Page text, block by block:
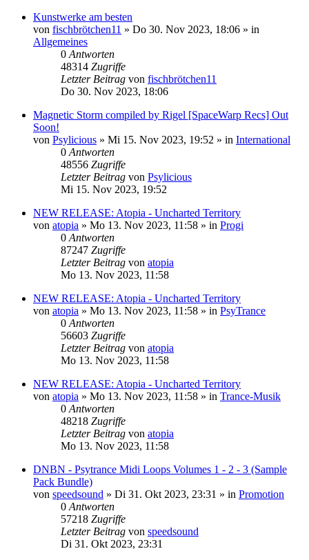
Kunstwerke am besten
von fischbrötchen11 » Do 30. Nov 2023, 18:06 » in
Allgemeines
0 Antworten
48314 Zugriffe
Letzter Beitrag von fischbrötchen11
Do 30. Nov 2023, 18:06
Magnetic Storm compiled by Rigel [SpaceWarp Recs] Out
Soon!
von Psylicious » Mi 15. Nov 2023, 19:52 » in International
0 Antworten
48556 Zugriffe
Letzter Beitrag von Psylicious
Mi 15. Nov 2023, 19:52
NEW RELEASE: Atopia - Uncharted Territory
von atopia » Mo 13. Nov 2023, 11:58 » in Progi
0 Antworten
87247 Zugriffe
Letzter Beitrag von atopia
Mo 13. Nov 2023, 11:58
NEW RELEASE: Atopia - Uncharted Territory
von atopia » Mo 13. Nov 2023, 11:58 » in PsyTrance
0 Antworten
56603 Zugriffe
Letzter Beitrag von atopia
Mo 13. Nov 2023, 11:58
NEW RELEASE: Atopia - Uncharted Territory
von atopia » Mo 13. Nov 2023, 11:58 » in Trance-Musik
0 Antworten
48218 Zugriffe
Letzter Beitrag von atopia
Mo 13. Nov 2023, 11:58
DNBN - Psytrance Midi Loops Volumes 1 - 2 - 3 (Sample
Pack Bundle)
von speedsound » Di 31. Okt 2023, 23:31 » in Promotion
0 Antworten
57218 Zugriffe
Letzter Beitrag von speedsound
Di 31. Okt 2023, 23:31